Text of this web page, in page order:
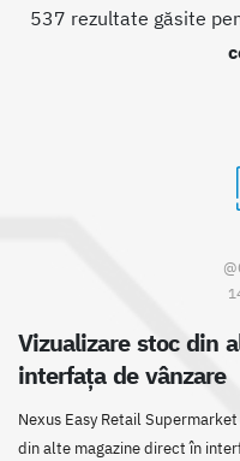
537 rezultate găsite
Vizualizare stoc din
interfața de vânzare
Nexus Easy Retail
din alte magazine direct în